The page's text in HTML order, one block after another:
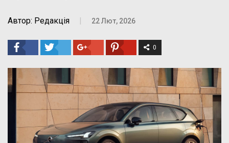
Автор: Редакція | 22 Лют, 2026
0